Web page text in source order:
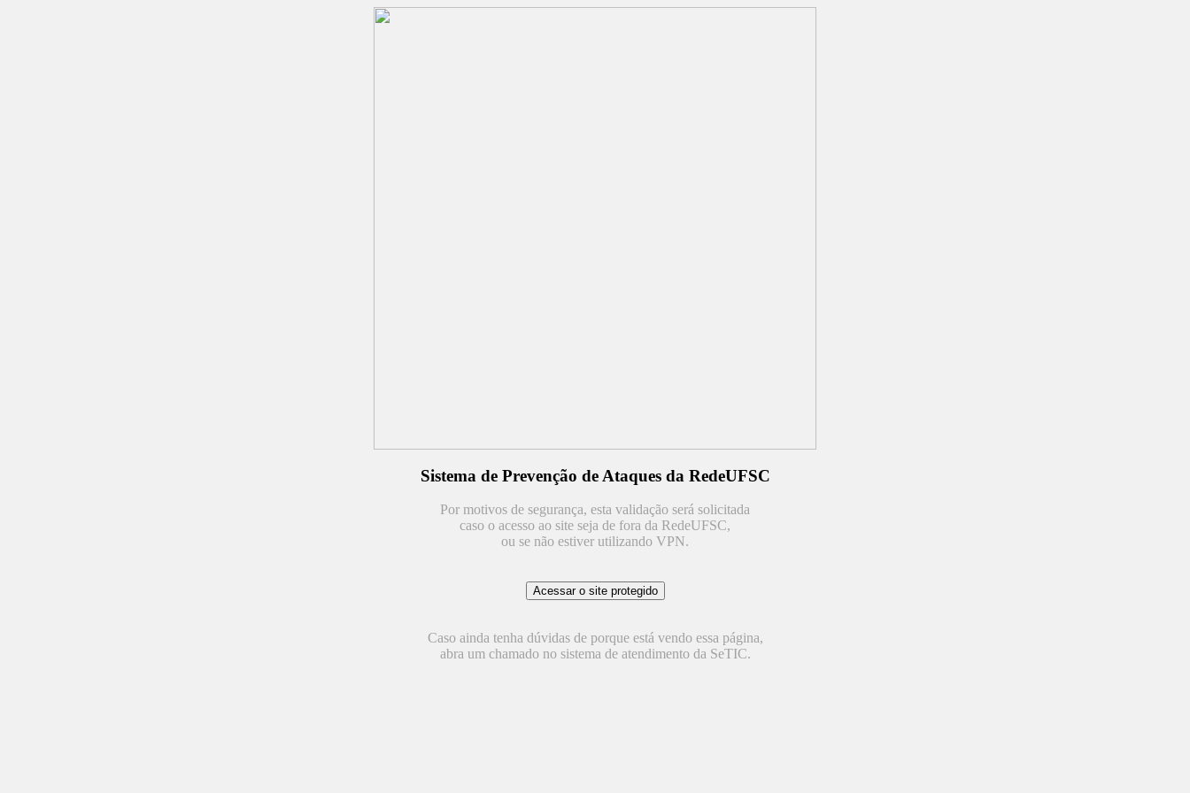
Sistema de Prevenção de Ataques da RedeUFSC
Por motivos de segurança, esta validação será solicitada
caso o acesso ao site seja de fora da RedeUFSC,
ou se não estiver utilizando VPN.
Caso ainda tenha dúvidas de porque está vendo essa página,
abra um chamado no sistema de atendimento da SeTIC.